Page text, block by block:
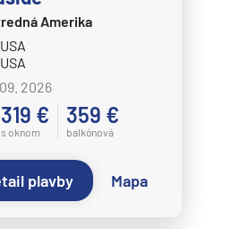
Asia
Europa
Amerika
2026
319 €
s oknom
359 €
balkónová
plavby Mapa